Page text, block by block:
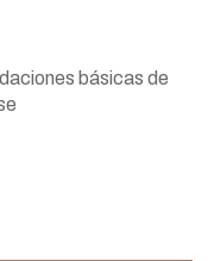
básicas de